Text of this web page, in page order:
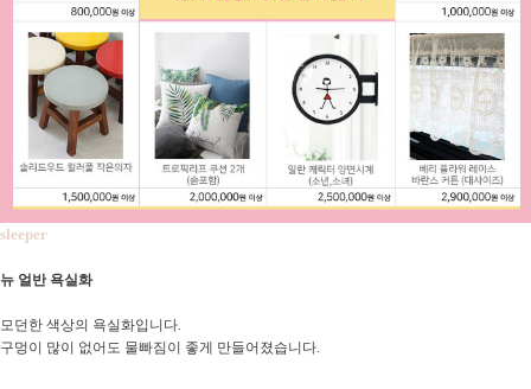
sleeper
뉴 얼반 욕실화
모던한 색상의 욕실화입니다.
구멍이 많이 없어도 물빠짐이 좋게 만들어졌습니다.